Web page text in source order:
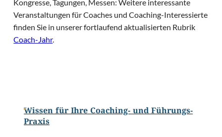
Kongresse, Tagungen, Messen: Weitere interessante
Veranstaltungen für Coaches und Coaching-Interessierte
finden Sie in unserer fortlaufend aktualisierten Rubrik
Coach-Jahr.
Wissen für Ihre Coaching- und Führungs-
Praxis